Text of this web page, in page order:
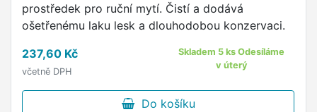
prostředek pro ruční mytí. Čistí a dodává
ošetřenému laku lesk a dlouhodobou konzervaci.
237,60 Kč
včetně DPH
Skladem 5 ks Odesíláme
v úterý
Do košíku